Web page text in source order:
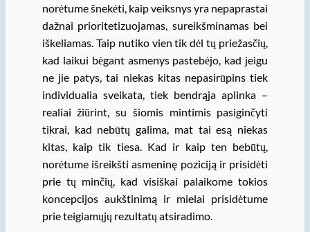
norėtume šnekėti, kaip veiksnys yra nepaprastai
dažnai prioritetizuojamas, sureikšminamas bei
iškeliamas. Taip nutiko vien tik dėl tų priežasčių,
kad laikui bėgant asmenys pastebėjo, kad jeigu
ne jie patys, tai niekas kitas nepasirūpins tiek
individualia sveikata, tiek bendrąja aplinka –
realiai žiūrint, su šiomis mintimis pasiginčyti
tikrai, kad nebūtų galima, mat tai esą niekas
kitas, kaip tik tiesa. Kad ir kaip ten bebūtų,
norėtume išreikšti asmeninę poziciją ir prisidėti
prie tų minčių, kad visiškai palaikome tokios
koncepcijos aukštinimą ir mielai prisidėtume
prie teigiamųjų rezultatų atsiradimo.